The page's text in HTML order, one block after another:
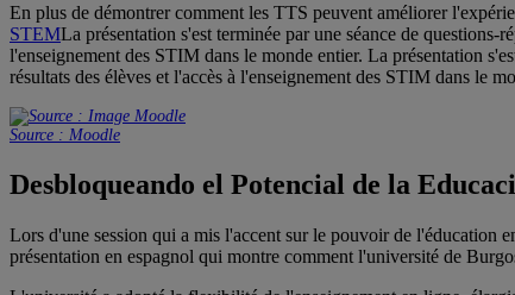
En plus de démontrer comment les TTS peuvent améliorer
STEMLa présentation s'est terminée par une séance de
l'enseignement des STIM dans le monde entier. La présentation
résultats des élèves et l'accès à l'enseignement des STIM dans le
Source : Moodle
Desbloqueando el Potencial de la
Lors d'une session qui a mis l'accent sur le pouvoir de l'éducation
présentation en espagnol qui montre comment l'université de